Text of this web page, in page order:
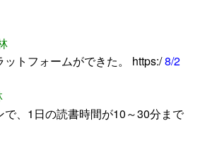
トフォームができた。 https:/8/2
、1日の読書時間が10～30分まで